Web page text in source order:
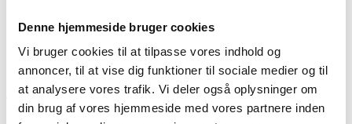
Denne hjemmeside bruger cookies
Vi bruger cookies til at tilpasse vores indhold og
annoncer, til at vise dig funktioner til sociale medier og til
at analysere vores trafik. Vi deler også oplysninger om
din brug af vores hjemmeside med vores partnere inden
Sofaborde, småborde
SHOWROOM
Aalborg
VURDERING
DKK 4.000
VARENUMMER
6538888
Momsvare